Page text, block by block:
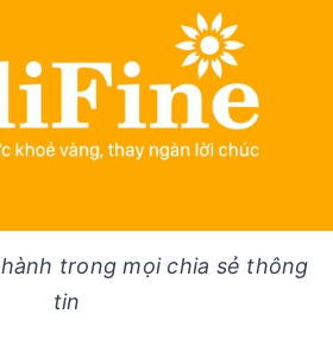
trong mọi chia sẻ thông
tin